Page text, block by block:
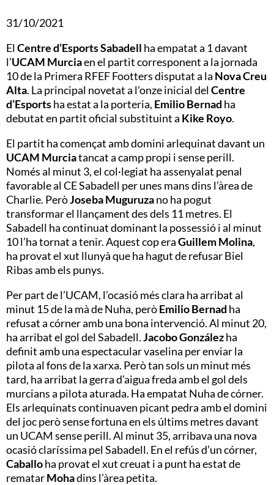
31/10/2021
ElCentre d’Esports Sabadell ha empatat a 1 davant
l’UCAM Murciaen el partit corresponent a la jornada
10 de la Primera RFEF Footters disputat a la Nova Creu
Alta. La principal novetat a l’onze inicial delCentre
d’Esportsha estat a la porteria, Emilio Bernad ha
debutat en partit oficial substituint a Kike Royo.
El partit ha començat amb domini arlequinat davant un
UCAM Murciatancat a camp propi i sense perill.
Només al minut 3, el col·legiat ha assenyalat penal
favorable al CE Sabadell per unes mans dins l’àrea de
Charlie. PeròJoseba Muguruzano ha pogut
transformar el llançament des dels 11 metres. El
Sabadell ha continuat dominant la possessió i al minut
10 l’ha tornat a tenir. Aquest cop eraGuillem Molina,
ha provat el xut llunyà que ha hagut de refusar Biel
Ribas amb els punys.
Per part de l’UCAM, l’ocasió més clara ha arribat al
minut 15 de la mà de Nuha, peròEmilio Bernad ha
refusat a córner amb una bona intervenció. Al minut 20,
ha arribat el gol del Sabadell.Jacobo Gonzálezha
definit amb una espectacular vaselina per enviar la
pilota al fons de la xarxa. Però tan sols un minut més
tard, ha arribat la gerra d’aigua freda amb el gol dels
murcians a pilota aturada. Ha empatat Nuha de córner.
Els arlequinats continuaven picant pedra amb el domini
del joc però sense fortuna en els últims metres davant
un UCAM sense perill. Al minut 35, arribava una nova
ocasió claríssima pel Sabadell. En el refús d’un córner,
Caballoha provat el xut creuat i a punt ha estat de
rematarMohadins l’àrea petita.